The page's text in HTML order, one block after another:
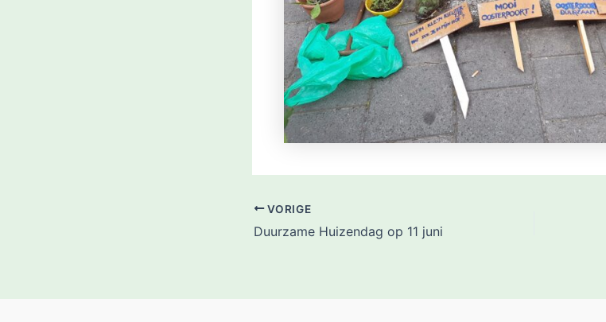
VORIGE
Duurzame Huizendag op 11 juni